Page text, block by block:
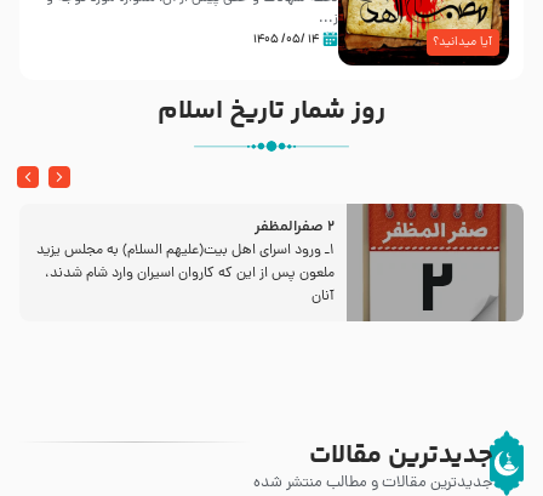
آیا میدانید؟
ز...
۱۴ /۰۵/ ۱۴۰۵
روز شمار تاریخ اسلام
2 صفرالمظفر
1ـ ورود اسراى اهل بیت‌(علیهم السلام) به مجلس یزید
ملعون پس از این كه كاروان اسیران وارد شام شدند،
آنان
جدیدترین مقالات
جدیدترین مقالات و مطالب منتشر شده